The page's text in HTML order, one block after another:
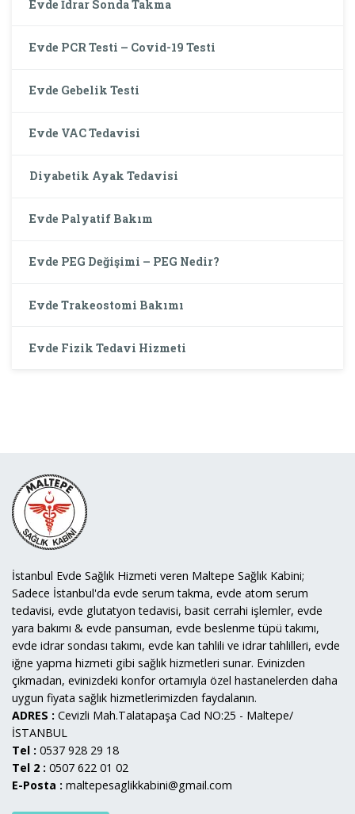
Evde İdrar Sonda Takma
Evde PCR Testi – Covid-19 Testi
Evde Gebelik Testi
Evde VAC Tedavisi
Diyabetik Ayak Tedavisi
Evde Palyatif Bakım
Evde PEG Değişimi – PEG Nedir?
Evde Trakeostomi Bakımı
Evde Fizik Tedavi Hizmeti
İstanbul Evde Sağlık Hizmeti veren Maltepe Sağlık Kabini;
Sadece İstanbul'da evde serum takma, evde atom serum
tedavisi, evde glutatyon tedavisi, basit cerrahi işlemler, evde
yara bakımı & evde pansuman, evde beslenme tüpü takımı,
evde idrar sondası takımı, evde kan tahlili ve idrar tahlilleri, evde
iğne yapma hizmeti gibi sağlık hizmetleri sunar. Evinizden
çıkmadan, evinizdeki konfor ortamıyla özel hastanelerden daha
uygun fiyata sağlık hizmetlerimizden faydalanın.
ADRES : Cevizli Mah.Talatapaşa Cad NO:25 - Maltepe/
İSTANBUL
Tel : 0537 928 29 18
Tel 2 : 0507 622 01 02
E-Posta : maltepesaglikkabini@gmail.com